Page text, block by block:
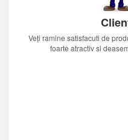
Veți ramine satisfacuti de
foarte atractiv si